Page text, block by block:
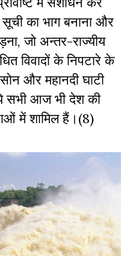
का भाग बनाना और
जो अन्तर-राज्यीय
विवादों के निपटारे के
और महानदी घाटी
सभी आज भी देश की
में शामिल हैं।(8)